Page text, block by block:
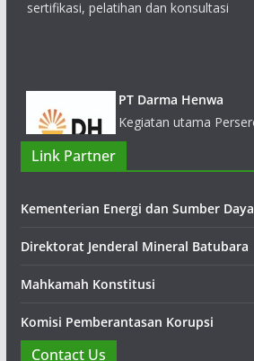
pertambangan, jasa
pemeliharaan dan perawatan
Link Partner
Kementerian Energi dan Sumber
Direktorat Jenderal Mineral Batubara
Mahkamah Konstitusi
Komisi Pemberantasan Korupsi
Contact Us